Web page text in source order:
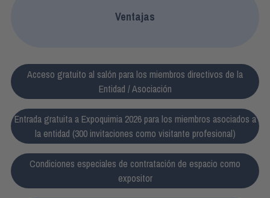
Ventajas
Acceso gratuito al salón para los miembros directivos de la
Entidad / Asociación
Entrada gratuita a Expoquimia 2026 para los miembros asociados a
la entidad (300 invitaciones como visitante profesional)
Condiciones especiales de contratación de espacio como
expositor